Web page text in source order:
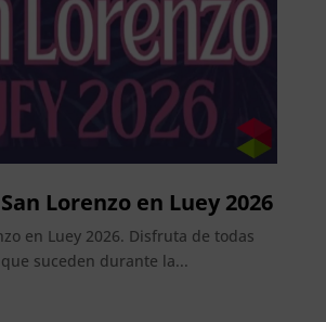
Lorenzo en Luey 2026
en Luey 2026. Disfruta de todas
suceden durante la...